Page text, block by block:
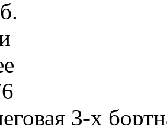
3-х